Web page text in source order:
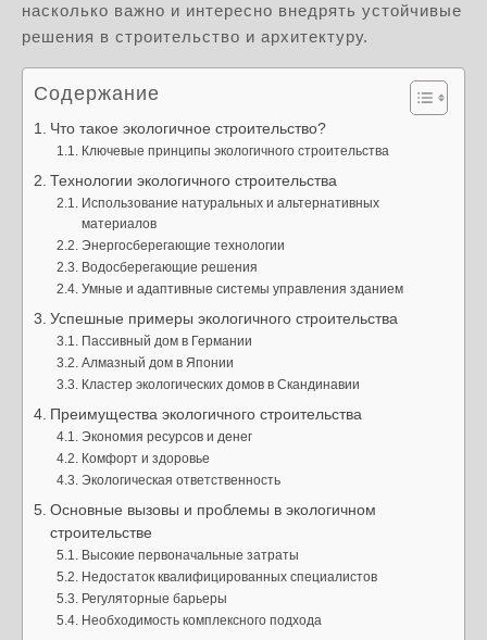
насколько важно и интересно внедрять устойчивые
решения в строительство и архитектуру.
Содержание
Что такое экологичное строительство?
Ключевые принципы экологичного строительства
Технологии экологичного строительства
Использование натуральных и альтернативных
материалов
Энергосберегающие технологии
Водосберегающие решения
Умные и адаптивные системы управления зданием
Успешные примеры экологичного строительства
Пассивный дом в Германии
Алмазный дом в Японии
Кластер экологических домов в Скандинавии
Преимущества экологичного строительства
Экономия ресурсов и денег
Комфорт и здоровье
Экологическая ответственность
Основные вызовы и проблемы в экологичном
строительстве
Высокие первоначальные затраты
Недостаток квалифицированных специалистов
Регуляторные барьеры
Необходимость комплексного подхода